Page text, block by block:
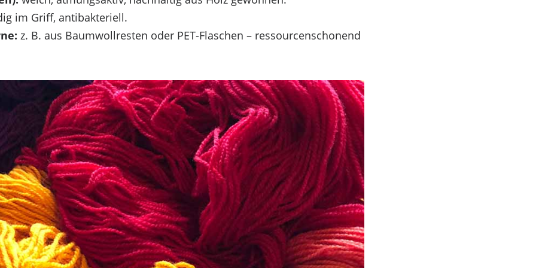
Einstellungen ansehen
im Griff, antibakteriell.
z. B. aus Baumwollresten oder PET-Flaschen – ressourcenschonend